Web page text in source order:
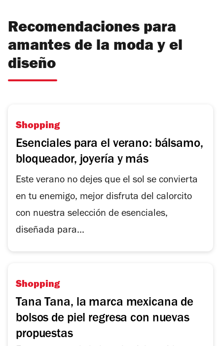
Recomendaciones para
amantes de la moda y el
diseño
Shopping
Esenciales para el verano: bálsamo,
bloqueador, joyería y más
Este verano no dejes que el sol se convierta
en tu enemigo, mejor disfruta del calorcito
con nuestra selección de esenciales,
diseñada para...
Shopping
Tana Tana, la marca mexicana de
bolsos de piel regresa con nuevas
propuestas